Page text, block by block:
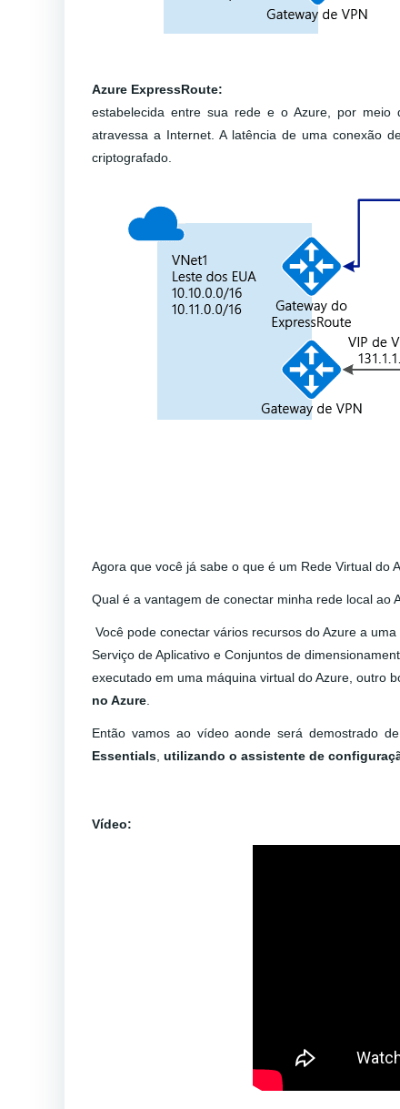
Azure ExpressRoute:
estabelecida entre sua rede e o Azure, por
atravessa a Internet. A latência de uma conexão
criptografado.
Agora que você já sabe o que é um Rede Virtual do
Qual é a vantagem de conectar minha rede local ao
Você pode conectar vários recursos do Azure a
Serviço de Aplicativo e Conjuntos de
executado em uma máquina virtual do Azure, outro
no Azure
Então vamos ao vídeo aonde será demostrado
Essentials utilizando o assistente de
Vídeo: